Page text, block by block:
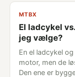
MTBX
El ladcykel
jeg vælge?
En el ladcykel
motor, men de
Den ene er